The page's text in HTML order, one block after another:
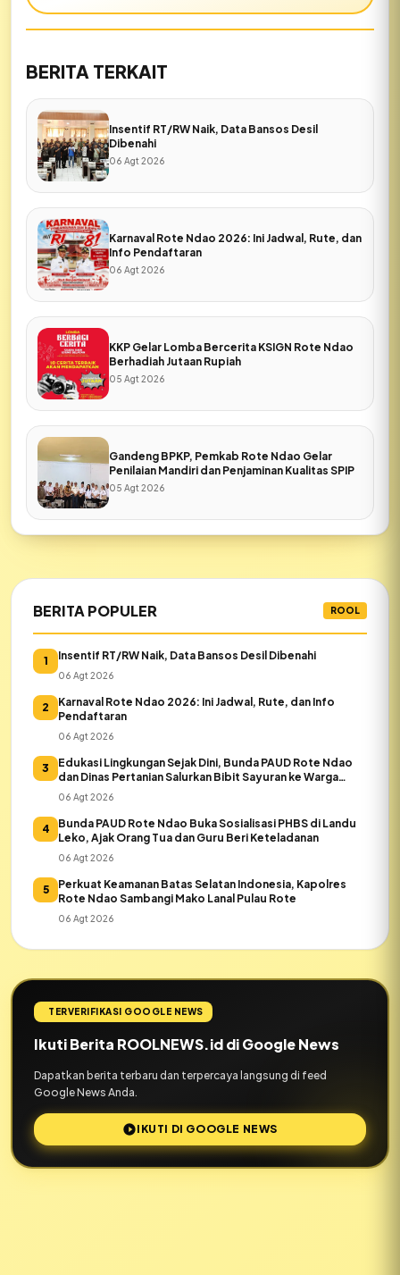
BERITA TERKAIT
Insentif RT/RW Naik, Data Bansos Desil
Dibenahi
06 Agt 2026
Karnaval Rote Ndao 2026: Ini Jadwal, Rute, dan
Info Pendaftaran
06 Agt 2026
KKP Gelar Lomba Bercerita KSIGN Rote Ndao
Berhadiah Jutaan Rupiah
05 Agt 2026
Gandeng BPKP, Pemkab Rote Ndao Gelar
Penilaian Mandiri dan Penjaminan Kualitas SPIP
05 Agt 2026
BERITA POPULER ROOL
1 Insentif RT/RW Naik, Data Bansos Desil Dibenahi
06 Agt 2026
2
Karnaval Rote Ndao 2026: Ini Jadwal, Rute, dan Info
Pendaftaran
06 Agt 2026
3
Edukasi Lingkungan Sejak Dini, Bunda PAUD Rote Ndao
dan Dinas Pertanian Salurkan Bibit Sayuran ke Warga
Daeloni
06 Agt 2026
4
Bunda PAUD Rote Ndao Buka Sosialisasi PHBS di Landu
Leko, Ajak Orang Tua dan Guru Beri Keteladanan
06 Agt 2026
5
Perkuat Keamanan Batas Selatan Indonesia, Kapolres
Rote Ndao Sambangi Mako Lanal Pulau Rote
06 Agt 2026
TERVERIFIKASI GOOGLE NEWS
Ikuti Berita ROOLNEWS.id di Google News
Dapatkan berita terbaru dan terpercaya langsung di feed
Google News Anda.
IKUTI DI GOOGLE NEWS